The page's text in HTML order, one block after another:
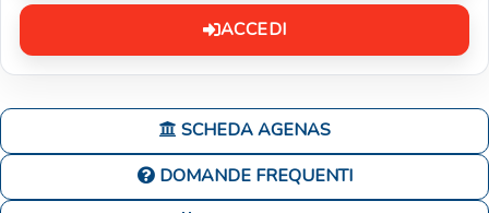
ACCEDI
SCHEDA AGENAS
DOMANDE FREQUENTI